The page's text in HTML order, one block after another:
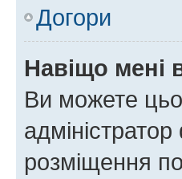
Догори
Навіщо мені
Ви можете
розміщення